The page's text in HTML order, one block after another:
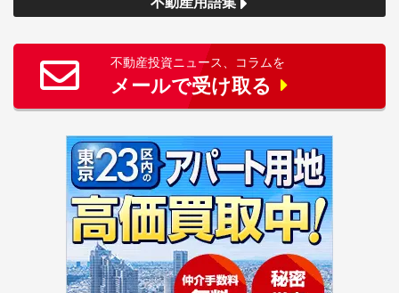
不動産投資ニュース、コラムを
メールで受け取る